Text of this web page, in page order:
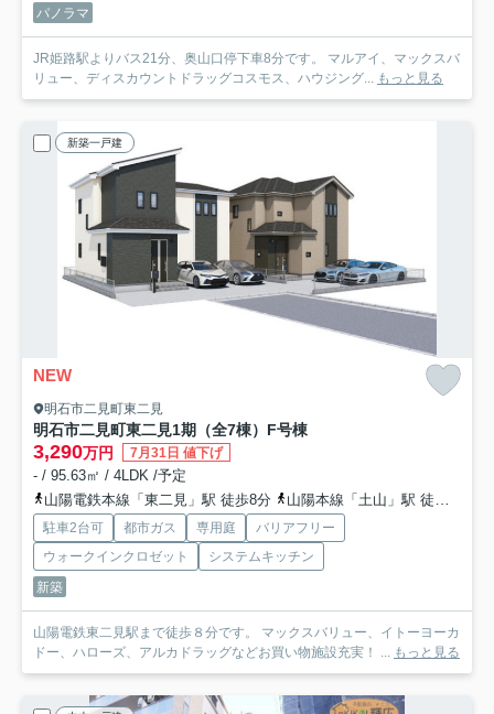
パノラマ
JR姫路駅よりバス21分、奥山口停下車8分です。 マルアイ、マックスバ
リュー、ディスカウントドラッグコスモス、ハウジング...
もっと見る
新築一戸建
NEW
明石市二見町東二見
明石市二見町東二見1期（全7棟）F号棟
3,290万円 7月31日 値下げ
- / 95.63㎡ / 4LDK /予定
山陽電鉄本線「東二見」駅 徒歩8分
山陽本線「土山」駅 徒歩33分
駐車2台可 都市ガス 専用庭
バリアフリー
ウォークインクロゼット
システムキッチン
新築
山陽電鉄東二見駅まで徒歩８分です。 マックスバリュー、イトーヨーカ
ドー、ハローズ、アルカドラッグなどお買い物施設充実！ ...
もっと見る